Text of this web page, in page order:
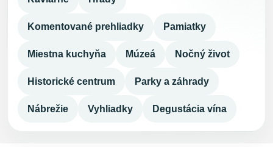
Komentované prehliadky Pamiatky
Miestna kuchyňa Múzeá Nočný život
Historické centrum Parky a záhrady
Nábrežie Vyhliadky Degustácia vína